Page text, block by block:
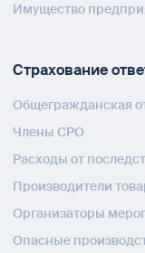
Имущество
Страхование
Общегражданская
Члены СРО
Расходы от
Производители
Организаторы
Опасные